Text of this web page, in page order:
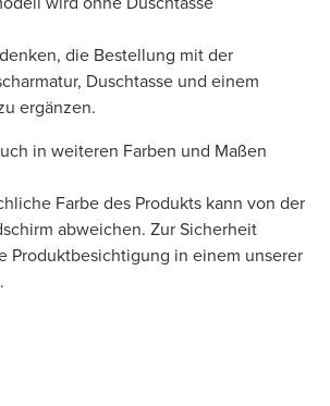
die Bestellung mit der
Duschtasse und einem
ergänzen.
in weiteren Farben und Maßen
Farbe des Produkts kann von der
abweichen. Zur Sicherheit
Produktbesichtigung in einem unserer